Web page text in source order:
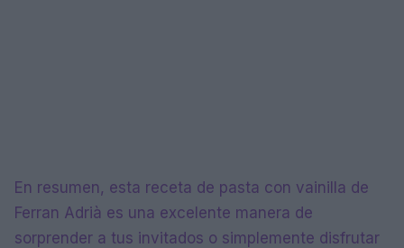
En resumen, esta receta de pasta con vainilla de
Ferran Adrià es una excelente manera de
sorprender a tus invitados o simplemente disfrutar